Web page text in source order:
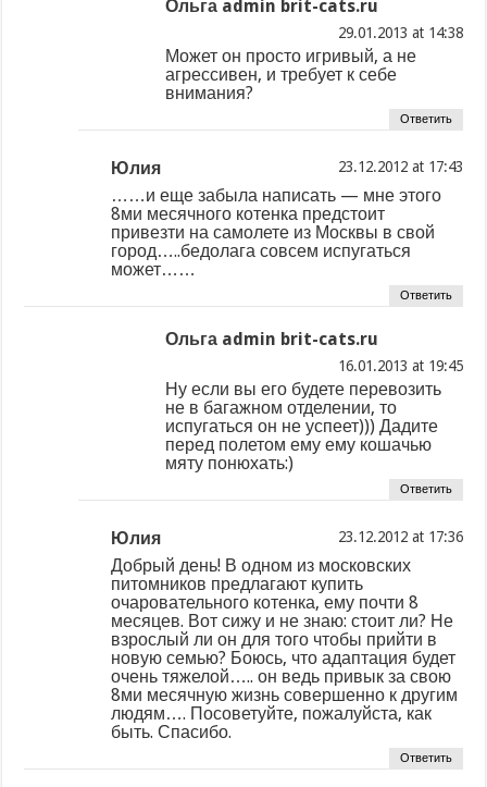
Ольга admin brit-cats.ru
at
Может он просто игривый, а не
агрессивен, и требует к себе
внимания?
Ответить
Юлия at
……и еще забыла написать — мне этого
8ми месячного котенка предстоит
привезти на самолете из Москвы в свой
город…..бедолага совсем испугаться
может……
Ответить
Ольга admin brit-cats.ru
at
Ну если вы его будете перевозить
не в багажном отделении, то
испугаться он не успеет))) Дадите
перед полетом ему ему кошачью
мяту понюхать:)
Ответить
Юлия at
Добрый день! В одном из московских
питомников предлагают купить
очаровательного котенка, ему почти 8
месяцев. Вот сижу и не знаю: стоит ли? Не
взрослый ли он для того чтобы прийти в
новую семью? Боюсь, что адаптация будет
очень тяжелой….. он ведь привык за свою
8ми месячную жизнь совершенно к другим
людям…. Посоветуйте, пожалуйста, как
быть. Спасибо.
Ответить